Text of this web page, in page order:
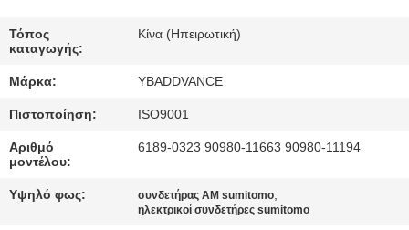
ΕΛΆΤΕ
ΣΕ
ΕΠΑΦΉ
ΖΗΤΉΣΤΕ
Τόπος
καταγωγής:
Κίνα (Ηπειρωτική)
Μάρκα: YBADDVANCE
Πιστοποίηση: ISO9001
Αριθμό
μοντέλου:
6189-0323 90980-11663 90980-11194
Υψηλό φως: συνδετήρας ΑΜ sumitomo,
ηλεκτρικοί συνδετήρες sumitomo